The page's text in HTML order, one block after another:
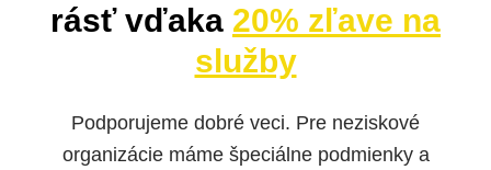
rásť vďaka 20% zľave na
služby
Podporujeme dobré veci. Pre neziskové
organizácie máme špeciálne podmienky a